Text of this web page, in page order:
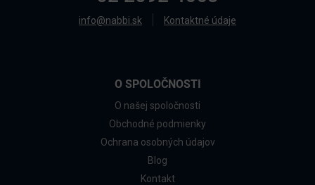
info@nabbi.sk Kontaktné údaje
O SPOLOČNOSTI
O našej spoločnosti
Obchodné podmienky
Ochrana osobných údajov
Blog
Kontakt